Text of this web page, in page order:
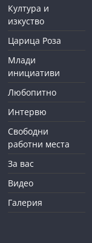
Култура и
изкуство
Царица Роза
Млади
инициативи
Любопитно
Интервю
Свободни
работни места
За вас
Видео
Галерия